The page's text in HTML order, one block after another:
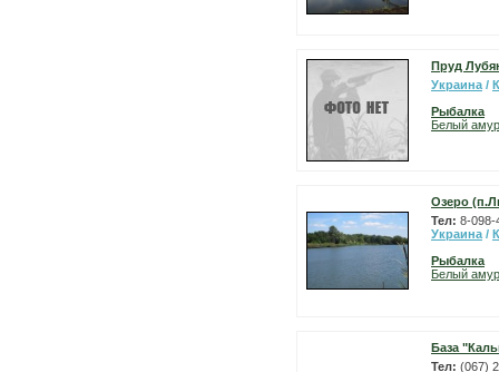
Пруд
Украина /
Рыбалка
Белый амур
Озеро
Тел: 8-098-
Украина /
Рыбалка
Белый амур
База
Тел: (067)